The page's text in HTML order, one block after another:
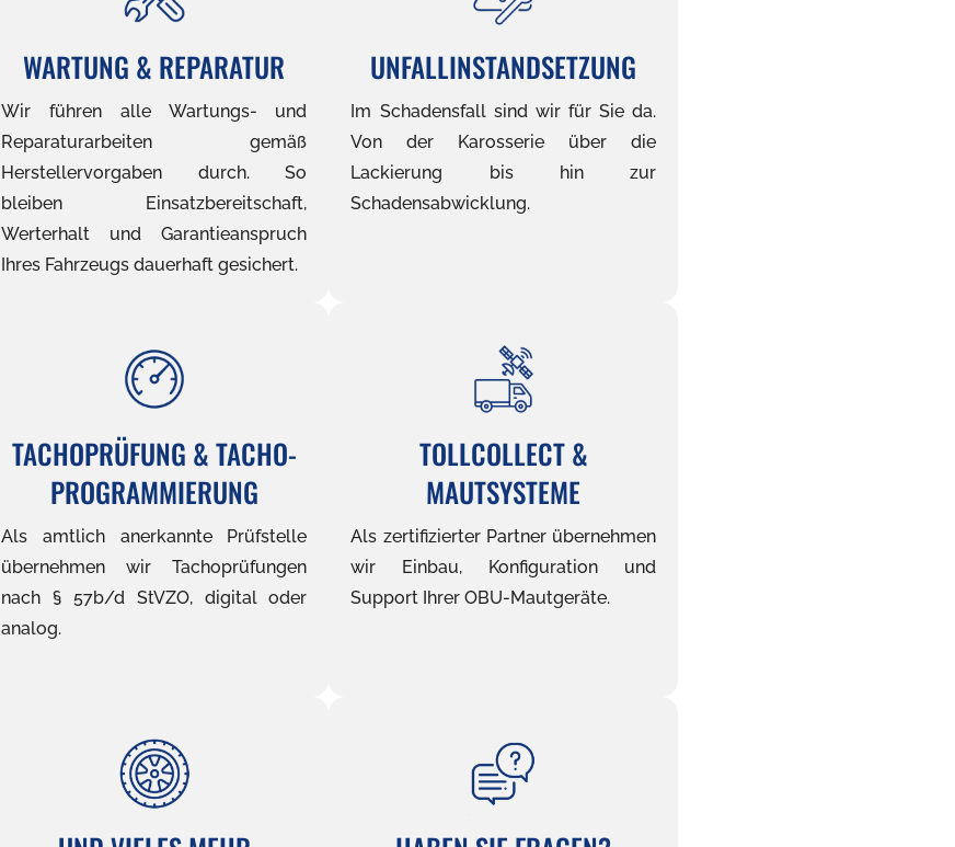
WARTUNG & REPARATUR
Wir führen alle Wartungs- und
Reparaturarbeiten gemäß
Herstellervorgaben durch. So
bleiben Einsatzbereitschaft,
Werterhalt und Garantieanspruch
Ihres Fahrzeugs dauerhaft gesichert.
UNFALLINSTANDSETZUNG
Im Schadensfall sind wir für Sie da.
Von der Karosserie über die
Lackierung bis hin zur
Schadensabwicklung.
TACHOPRÜFUNG & TACHO-
PROGRAMMIERUNG
Als amtlich anerkannte Prüfstelle
übernehmen wir Tachoprüfungen
nach § 57b/d StVZO, digital oder
analog.
TOLLCOLLECT &
MAUTSYSTEME
Als zertifizierter Partner übernehmen
wir Einbau, Konfiguration und
Support Ihrer OBU-Mautgeräte.